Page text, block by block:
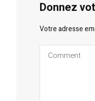
Donnez
Votre adresse